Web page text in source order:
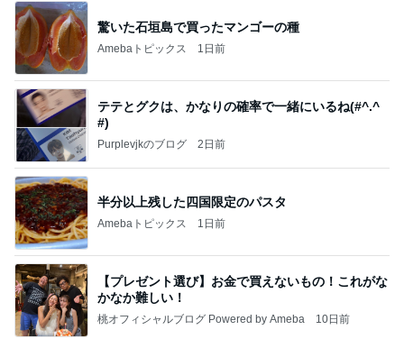
驚いた石垣島で買ったマンゴーの種
Amebaトピックス 1日前
テテとグクは、かなりの確率で一緒にいるね(#^.^
#)
Purplevjkのブログ 2日前
半分以上残した四国限定のパスタ
Amebaトピックス 1日前
【プレゼント選び】お金で買えないもの！これがな
かなか難しい！
桃オフィシャルブログ Powered by Ameba 10日前